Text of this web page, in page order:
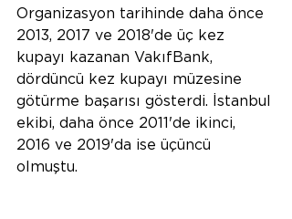
Organizasyon tarihinde daha önce
2013, 2017 ve 2018'de üç kez
kupayı kazanan VakıfBank,
dördüncü kez kupayı müzesine
götürme başarısı gösterdi. İstanbul
ekibi, daha önce 2011'de ikinci,
2016 ve 2019'da ise üçüncü
olmuştu.